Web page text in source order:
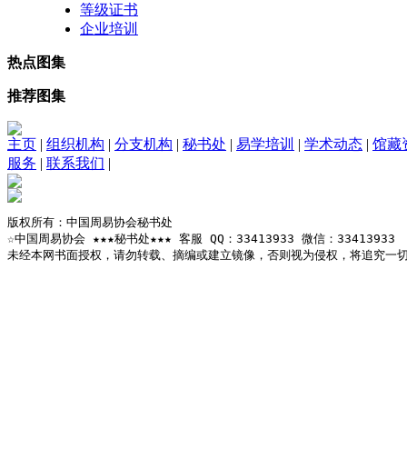
等级证书
企业培训
热点图集
推荐图集
主页 | 组织机构 | 分支机构 | 秘书处 | 易学培训 | 学术动态 | 馆藏
服务 | 联系我们 |
版权所有：中国周易协会秘书处
☆中国周易协会 ★★★秘书处★★★ 客服 QQ：33413933 微信：33413933
未经本网书面授权，请勿转载、摘编或建立镜像，否则视为侵权，将追究一